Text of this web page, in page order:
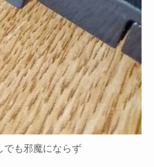
でも邪魔にならず